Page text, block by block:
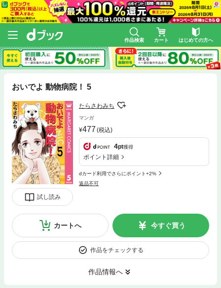
作品検索 カート はじめての方へ
おいでよ 動物病院！ 5
試し読み
たらさわみち
マンガ
477 (税込)
4pt獲得
ポイント詳細
dカード利用でさらにポイント+2%
返品不可
カートへ 今すぐ買う
作品をチェックする
作品情報へ